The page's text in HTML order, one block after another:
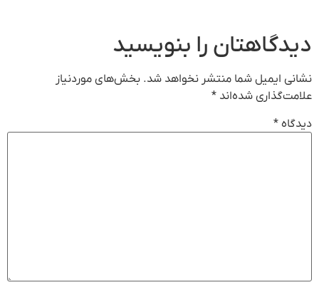
دیدگاهتان را بنویسید
نشانی ایمیل شما منتشر نخواهد شد. بخش‌های موردنیاز
علامت‌گذاری شده‌اند *
دیدگاه *